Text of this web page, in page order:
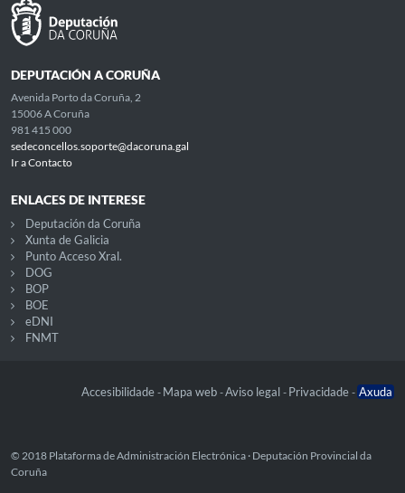
DEPUTACIÓN A CORUÑA
Avenida Porto da Coruña, 2
15006 A Coruña
981 415 000
sedeconcellos.soporte@dacoruna.gal
Ir a Contacto
ENLACES DE INTERESE
Deputación da Coruña
Xunta de Galicia
Punto Acceso Xral.
DOG
BOP
BOE
eDNI
FNMT
Accesibilidade - Mapa web -Aviso legal - Privacidade - Axuda
© 2018 Plataforma de Administración Electrónica · Deputación Provincial da
Coruña